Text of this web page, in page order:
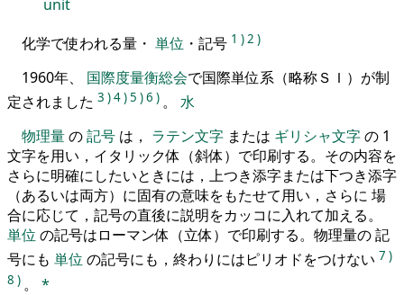
unit
化学で使われる量・ 単位 ・記号 1 ) 2 )
1960年、 国際度量衡総会で国際単位系（略称ＳＩ）が制
定されました 3 )4)5 )6 ) 。 水
物理量の記号 は， ラテン文字 または ギリシャ文字の 1
文字を用い，イタリック体（斜体）で印刷する。その内容を
さらに明確にしたいときには，上つき添字または下つき添字
（あるいは両方）に固有の意味をもたせて用い，さらに 場
合に応じて，記号の直後に説明をカッコに入れて加える。
単位 の記号はローマン体（立体）で印刷する。物理量の 記
号にも 単位の記号にも，終わりにはピリオドをつけない 7 )
8 ) 。 *